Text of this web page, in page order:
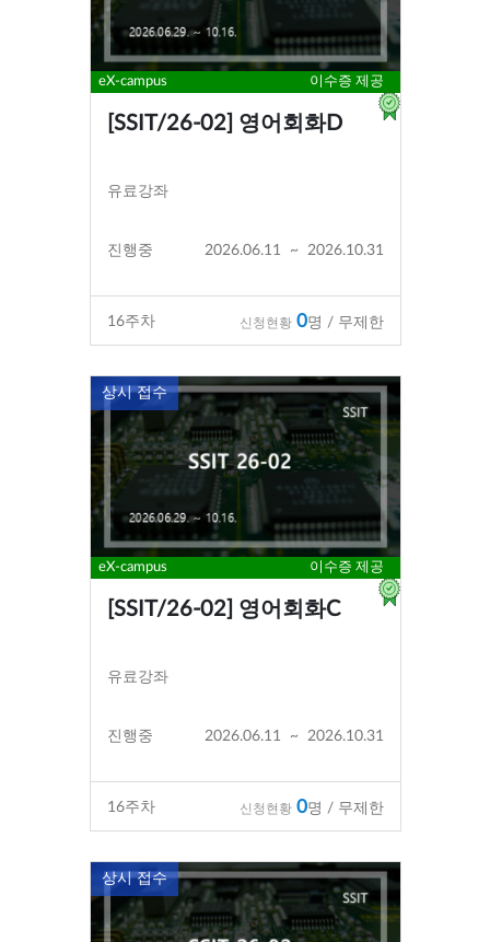
eX-campus 이수증 제공
[SSIT/26-02] 영어회화D
유료강좌
진행중 2026.06.11 ~ 2026.10.31
16주차 신청현황 0명 / 무제한
상시 접수
eX-campus 이수증 제공
[SSIT/26-02] 영어회화C
유료강좌
진행중 2026.06.11 ~ 2026.10.31
16주차 신청현황 0명 / 무제한
상시 접수